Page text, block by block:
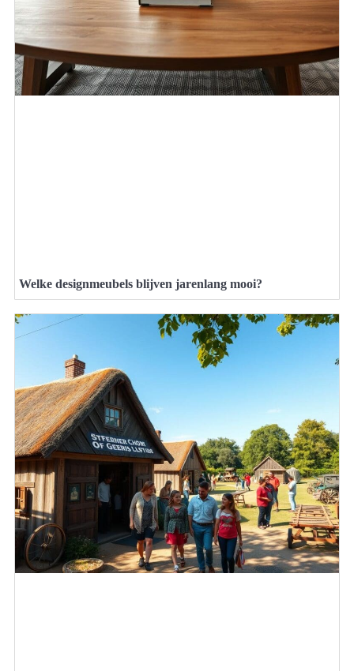
Welke designmeubels blijven jarenlang mooi?